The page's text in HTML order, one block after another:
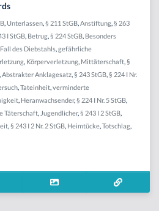
, Unterlassen,§ 211 StGB,Anstiftung,§ 263
I StGB, Betrug,§ 224 StGB, Besonders
des Diebstahls,gefährliche
, Körperverletzung, Mittäterschaft,§
Abstrakter Anklagesatz,§ 243 StGB,§ 224 I Nr.
,Tateinheit,verminderte
, Heranwachsender,§ 224 I Nr. 5 StGB,
Täterschaft, Jugendlicher,§ 243 I 2 StGB,
,§ 243 I 2 Nr. 2 StGB, Heimtücke,Totschlag,